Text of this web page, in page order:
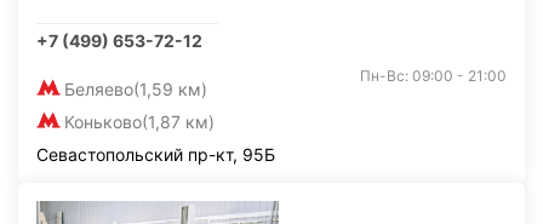
+7 (499) 653-72-12
Беляево(1,59 км)
Коньково(1,87 км)
Пн-Вс: 09:00 - 21:00
Севастопольский пр-кт, 95Б